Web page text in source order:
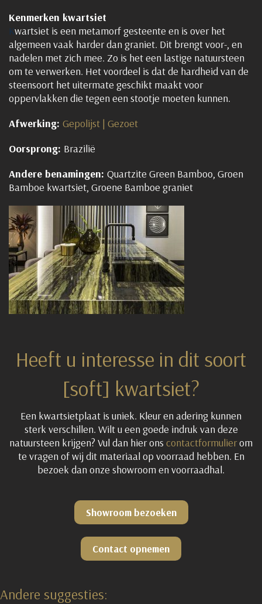
Kenmerken kwartsiet
Kwartsiet is een metamorf gesteente en is over het
algemeen vaak harder dan graniet. Dit brengt voor-, en
nadelen met zich mee. Zo is het een lastige natuursteen
om te verwerken. Het voordeel is dat de hardheid van de
steensoort het uitermate geschikt maakt voor
oppervlakken die tegen een stootje moeten kunnen.
Afwerking: Gepolijst | Gezoet
Oorsprong: Brazilië
Andere benamingen: Quartzite Green Bamboo, Groen
Bamboe kwartsiet, Groene Bamboe graniet
Heeft u interesse in dit soort
[soft] kwartsiet?
Een kwartsietplaat is uniek. Kleur en adering kunnen
sterk verschillen. Wilt u een goede indruk van deze
natuursteen krijgen? Vul dan hier ons contactformulierom
te vragen of wij dit materiaal op voorraad hebben. En
bezoek dan onze showroom en voorraadhal.
Showroom bezoeken
Contact opnemen
Andere suggesties: